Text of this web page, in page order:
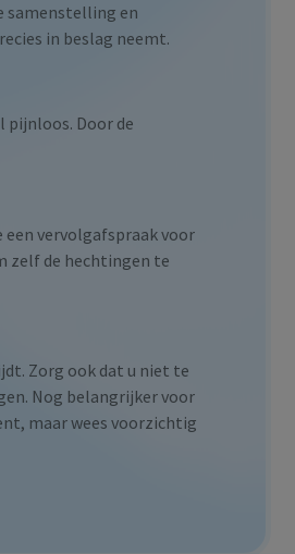
samenstelling en
in beslag neemt.
pijnloos. Door de
vervolgafspraak voor
zelf de hechtingen te
Zorg ook dat u niet te
Nog belangrijker voor
maar wees voorzichtig